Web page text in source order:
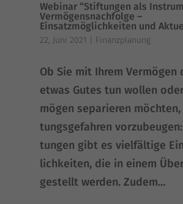
Webinar “Stiftungen als
Vermögensnachfolge –
Einsatzmöglichkeiten und
22, Juni 2021 Finanzplanung
Ob Sie mit Ihrem Ver­mö­gen
etwas Gutes tun wol­len
mö­gen sepa­rie­ren
tungs­ge­fah­ren
tun­gen gibt es viel­fäl­ti­ge
lich­kei­ten, die in einem
ge­stellt wer­den. Zudem...